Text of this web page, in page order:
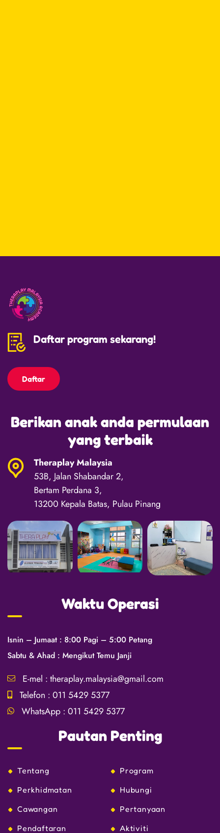
Daftar program sekarang!
Daftar
Berikan anak anda permulaan
yang terbaik
Theraplay Malaysia
53B, Jalan Shabandar 2,
Bertam Perdana 3,
13200 Kepala Batas, Pulau Pinang
Waktu Operasi
Isnin – Jumaat : 8:00 Pagi – 5:00 Petang
Sabtu & Ahad : Mengikut Temu Janji
E-mel : theraplay.malaysia@gmail.com
Telefon : 011 5429 5377
WhatsApp : 011 5429 5377
Pautan Penting
Tentang
Program
Perkhidmatan
Hubungi
Cawangan
Pertanyaan
Pendaftaran
Aktiviti